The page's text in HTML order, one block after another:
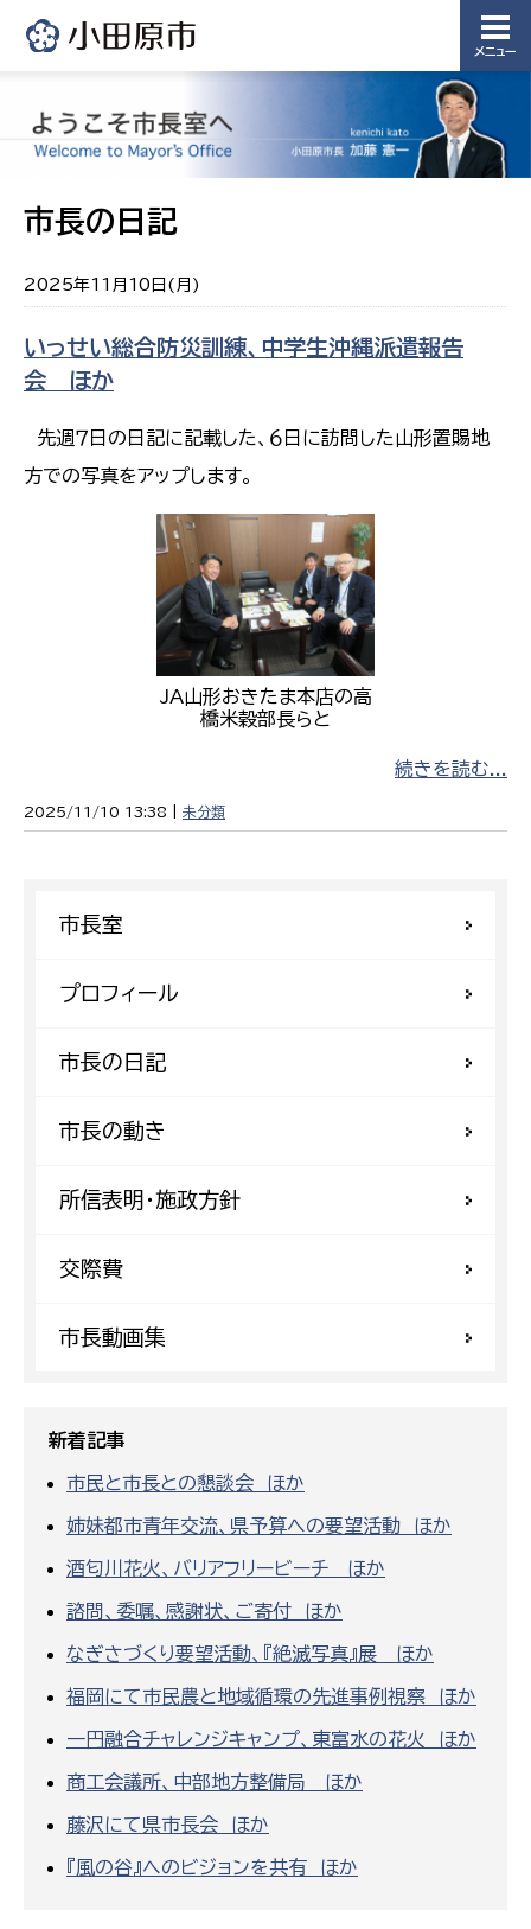
メニュー
市長の日記
2025年11月10日(月)
いっせい総合防災訓練、中学生沖縄派遣報告
会 ほか
先週７日の日記に記載した、６日に訪問した山形置賜地
方での写真をアップします。
JA山形おきたま本店の高
橋米穀部長らと
続きを読む...
2025/11/10 13:38 | 未分類
市長室
プロフィール
市長の日記
市長の動き
所信表明・施政方針
交際費
市長動画集
新着記事
市民と市長との懇談会 ほか
姉妹都市青年交流、県予算への要望活動 ほか
酒匂川花火、バリアフリービーチ ほか
諮問、委嘱、感謝状、ご寄付 ほか
なぎさづくり要望活動、『絶滅写真』展 ほか
福岡にて市民農と地域循環の先進事例視察 ほか
一円融合チャレンジキャンプ、東富水の花火 ほか
商工会議所、中部地方整備局 ほか
藤沢にて県市長会 ほか
『風の谷』へのビジョンを共有 ほか